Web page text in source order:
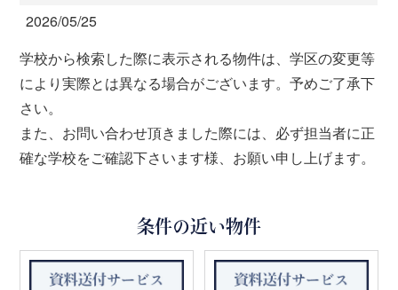
2026/05/25
学校から検索した際に表示される物件は、学区の変更等
により実際とは異なる場合がございます。予めご了承下
さい。
また、お問い合わせ頂きました際には、必ず担当者に正
確な学校をご確認下さいます様、お願い申し上げます。
条件の近い物件